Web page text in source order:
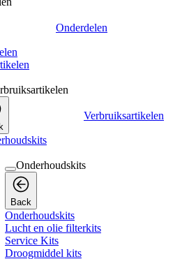
Onderdelen
Verbruiksartikelen
Onderhoudskits
Back
Onderhoudskits
Lucht en olie filterkits
Service Kits
Droogmiddel kits